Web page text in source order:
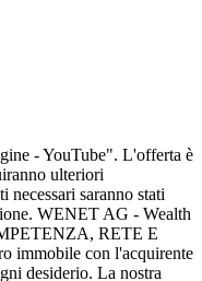
- YouTube". L'offerta è
ulteriori
saranno stati
WENET AG - Wealth
RETE E
immobile con l'acquirente
desiderio. La nostra